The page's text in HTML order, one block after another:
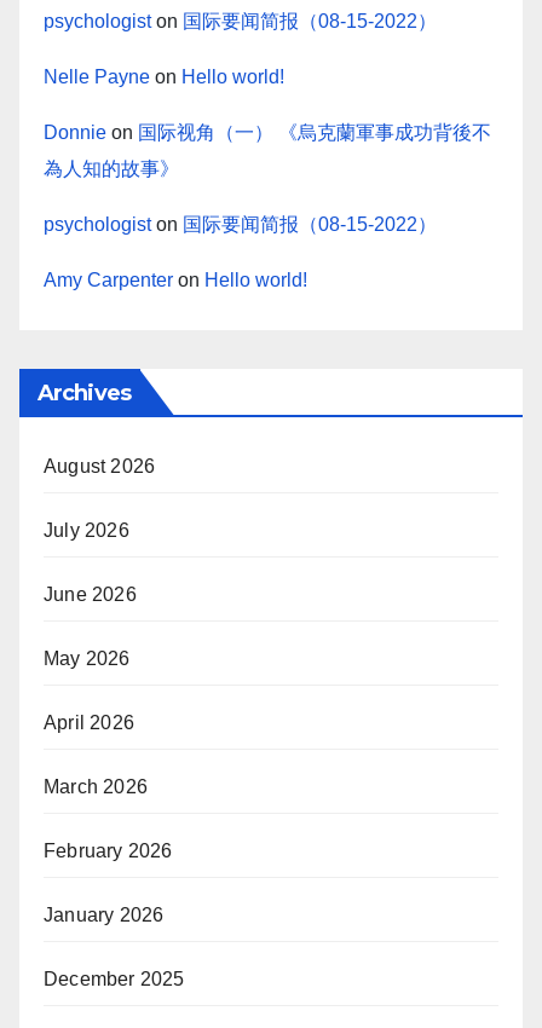
psychologiston 国际要闻简报（08-15-2022）
Nelle Payne on Hello world!
Donnie on 国际视角（一） 《烏克蘭軍事成功背後不
為人知的故事》
psychologiston 国际要闻简报（08-15-2022）
Amy Carpenter on Hello world!
Archives
August 2026
July 2026
June 2026
May 2026
April 2026
March 2026
February 2026
January 2026
December 2025